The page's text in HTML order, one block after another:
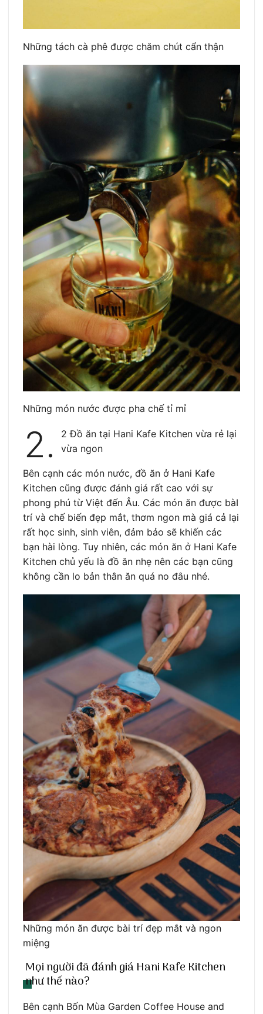
Những tách cà phê được chăm chút cẩn thận
Những món nước được pha chế tỉ mỉ
2.
2 Đồ ăn tại Hani Kafe Kitchen vừa rẻ lại
vừa ngon
Bên cạnh các món nước, đồ ăn ở Hani Kafe
Kitchen cũng được đánh giá rất cao với sự
phong phú từ Việt đến Âu. Các món ăn được bàI
trí và chế biến đẹp mắt, thơm ngon mà giá cả lại
rất học sinh, sinh viên, đảm bảo sẽ khiến các
bạn hài lòng. Tuy nhiên, các món ăn ở Hani Kafe
Kitchen chủ yếu là đồ ăn nhẹ nên các bạn cũng
không cần lo bản thân ăn quá no đâu nhé.
Những món ăn được bài trí đẹp mắt và ngon
miệng
Mọi người đã đánh giá Hani Kafe Kitchen
như thế nào?
Bên cạnh Bốn Mùa Garden Coffee House and